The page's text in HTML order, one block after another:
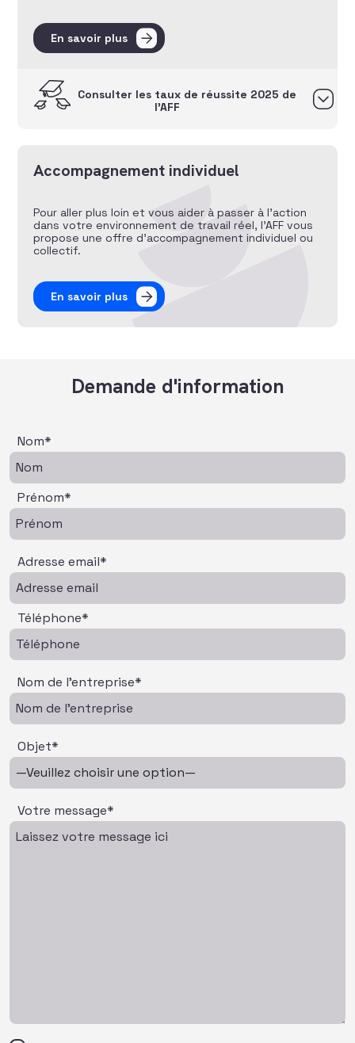
En savoir plus
Consulter les taux de réussite 2025 de
l’AFF
Accompagnement individuel
Pour aller plus loin et vous aider à passer à l’action
dans votre environnement de travail réel, l’AFF vous
propose une offre d’accompagnement individuel ou
collectif.
En savoir plus
Demande d'information
Nom*
Prénom*
Adresse email*
Téléphone*
Nom de l'entreprise*
Objet*
Votre message*